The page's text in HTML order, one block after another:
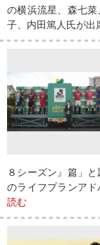
の横浜流星、森七
子、内田篤人氏が出
８シーズン』篇」
のライフプランア
読む